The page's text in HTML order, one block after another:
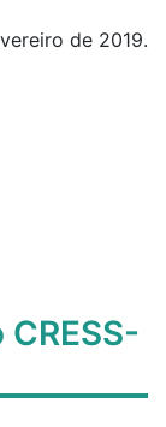
de 2019.